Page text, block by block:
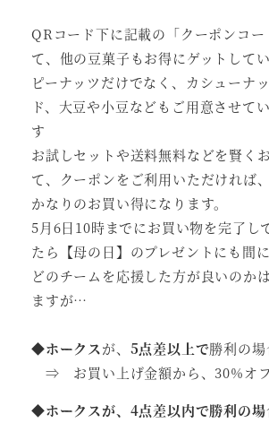
QRコード下に記載の「クーポンコー
て、他の豆菓子もお得にゲットしてい
ピーナッツだけでなく、カシューナ
ド、大豆や小豆などもご用意させて
す
お試しセットや送料無料などを賢く
て、クーポンをご利用いただければ、
かなりのお買い得になります。
5月6日10時までにお買い物を完了し
たら【母の日】のプレゼントにも間に
どのチームを応援した方が良いのか
ますが…
◆ホークスが、 5点差以上で勝利の場
⇒ お買い上げ金額から、30%オフ
◆ホークスが、4点差以内で勝利の